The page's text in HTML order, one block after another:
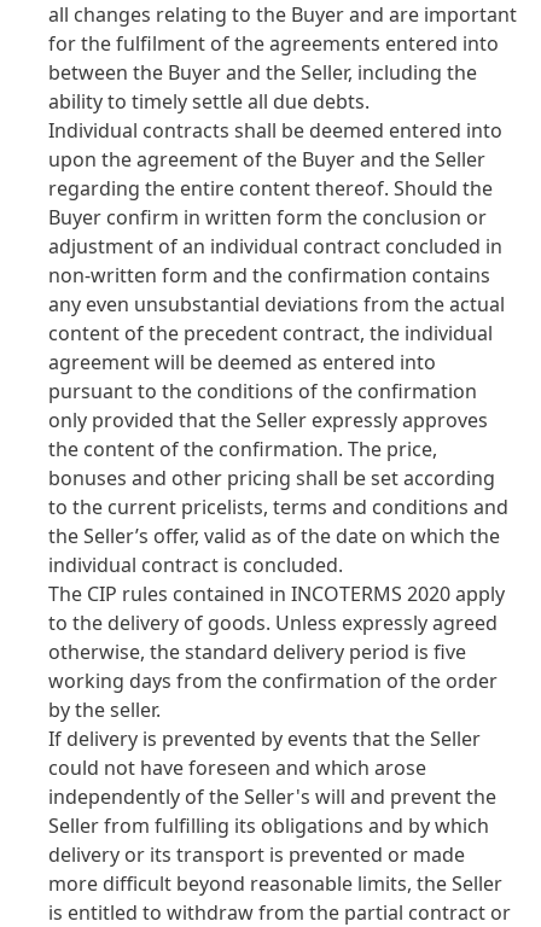
all changes relating to the Buyer and are important
for the fulfilment of the agreements entered into
between the Buyer and the Seller, including the
ability to timely settle all due debts.
Individual contracts shall be deemed entered into
upon the agreement of the Buyer and the Seller
regarding the entire content thereof. Should the
Buyer confirm in written form the conclusion or
adjustment of an individual contract concluded in
non-written form and the confirmation contains
any even unsubstantial deviations from the actual
content of the precedent contract, the individual
agreement will be deemed as entered into
pursuant to the conditions of the confirmation
only provided that the Seller expressly approves
the content of the confirmation. The price,
bonuses and other pricing shall be set according
to the current pricelists, terms and conditions and
the Seller’s offer, valid as of the date on which the
individual contract is concluded.
The CIP rules contained in INCOTERMS 2020 apply
to the delivery of goods. Unless expressly agreed
otherwise, the standard delivery period is five
working days from the confirmation of the order
by the seller.
If delivery is prevented by events that the Seller
could not have foreseen and which arose
independently of the Seller's will and prevent the
Seller from fulfilling its obligations and by which
delivery or its transport is prevented or made
more difficult beyond reasonable limits, the Seller
is entitled to withdraw from the partial contract or